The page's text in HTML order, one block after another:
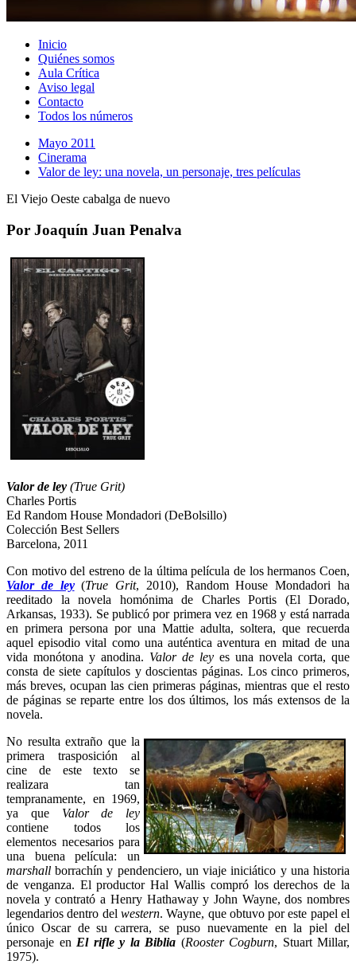
Inicio
Quiénes somos
Aula Crítica
Aviso legal
Contacto
Todos los números
Mayo 2011
Cinerama
Valor de ley: una novela, un personaje, tres pelí­culas
El Viejo Oeste cabalga de nuevo
Por Joaquín Juan Penalva
Valor de ley (True Grit)
Charles Portis
Ed Random House Mondadori (DeBolsillo)
Colección Best Sellers
Barcelona, 2011
Con motivo del estreno de la última película de los hermanos Coen,
Valor de ley (True Grit, 2010), Random House Mondadori ha
reeditado la novela homónima de Charles Portis (El Dorado,
Arkansas, 1933). Se publicó por primera vez en 1968 y está narrada
en primera persona por una Mattie adulta, soltera, que recuerda
aquel episodio vital como una auténtica aventura en mitad de una
vida monótona y anodina. Valor de ley es una novela corta, que
consta de siete capítulos y doscientas páginas. Los cinco primeros,
más breves, ocupan las cien primeras páginas, mientras que el resto
de páginas se reparte entre los dos últimos, los más extensos de la
novela.
No resulta extraño que la
primera trasposición al
cine de este texto se
realizara tan
tempranamente, en 1969,
ya que Valor de ley
contiene todos los
elementos necesarios para
una buena película: un
marshallborrachín y pendenciero, un viaje iniciático y una historia
de venganza. El productor Hal Wallis compró los derechos de la
novela y contrató a Henry Hathaway y John Wayne, dos nombres
legendarios dentro del western. Wayne, que obtuvo por este papel el
único Oscar de su carrera, se puso nuevamente en la piel del
personaje en El rifle y la Biblia (Rooster Cogburn, Stuart Millar,
1975).